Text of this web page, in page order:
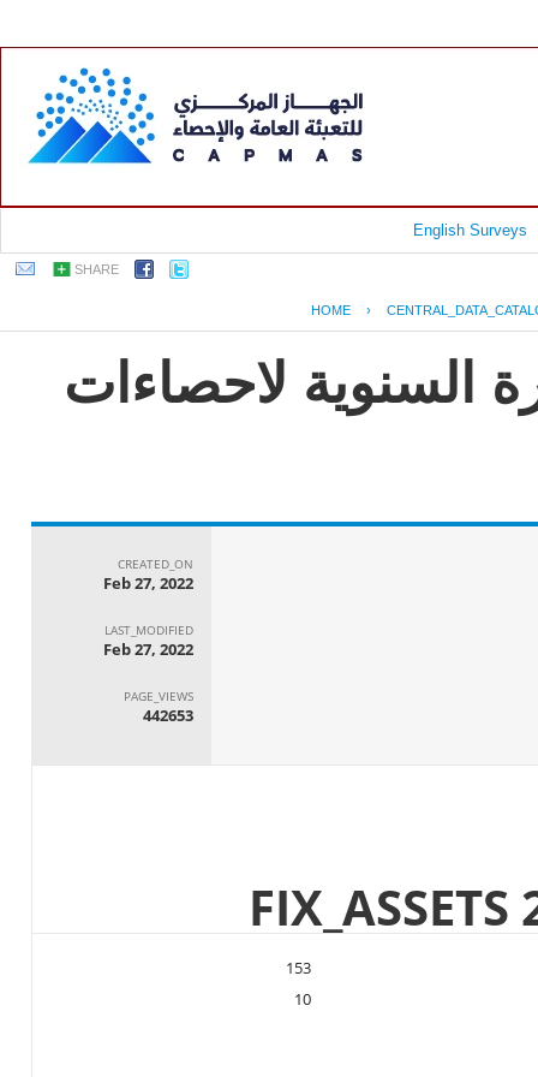
English Surveys
SHARE
HOME ›
السنوية لاحصاءات
CREATED_ON
Feb 27, 2022
LAST_MODIFIED
Feb 27, 2022
PAGE_VIEWS
442653
153
10